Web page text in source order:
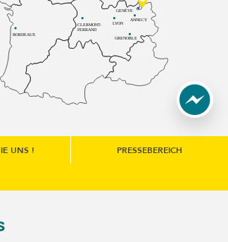
BORDEAUX
CLERMONT-
FERRAND
LYON
ANNECY
GRENOBLE
GENÈVE
UNS ! PRESSEBEREICH
Genévois (s'ouvre dans une nouvelle
de communes du Pays de Cruseilles